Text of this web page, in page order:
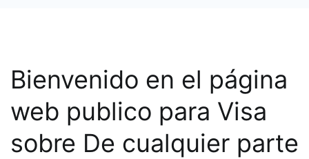
Bienvenido en el página
web publico para Visa
sobre De cualquier parte